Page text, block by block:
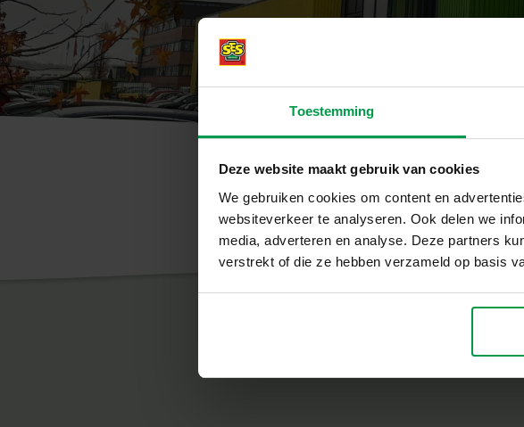
Toestemming
Deze website maakt gebruik van cookies
We gebruiken cookies om content en
websiteverkeer te analyseren. Ook delen we
media, adverteren en analyse. Deze partners
verstrekt of die ze hebben verzameld op basis
Hieronder vind